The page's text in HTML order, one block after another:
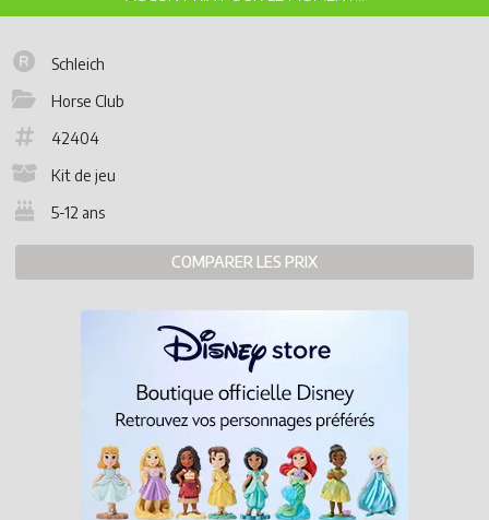
Schleich
Horse Club
42404
Kit de jeu
5-12 ans
COMPARER LES PRIX